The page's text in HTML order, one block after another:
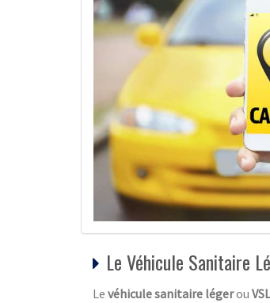
Le Véhicule Sanitaire
Le véhicule sanitaire légerou